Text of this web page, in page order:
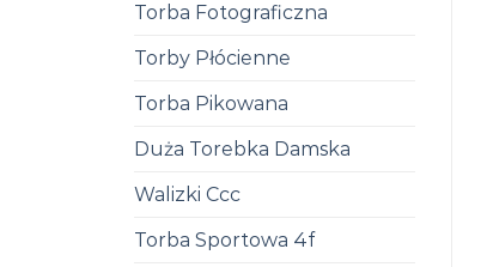
Torba Fotograficzna
Torby Płócienne
Torba Pikowana
Duża Torebka Damska
Walizki Ccc
Torba Sportowa 4f